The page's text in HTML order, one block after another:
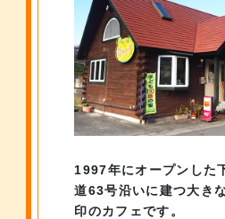
1997年にオープンした
道63号沿いに建つ大き
印のカフェです。